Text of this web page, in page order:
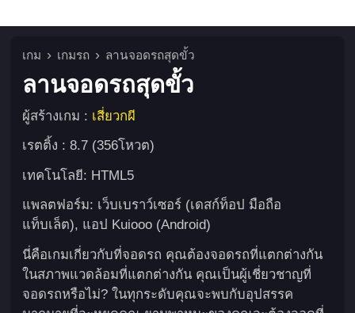
เกม เกมรถ ลานจอดรถสุดขั้ว
ลานจอดรถสุดขั้ว
ผู้สร้างเกม : เสี่ยวกผี
เรตติ้ง : 8.7 (356โหวต)
เทคโนโลยี: HTML5
แพลตฟอร์ม: เว็บเบราว์เซอร์ (เดสก์ท็อป มือถือ
แท็บเล็ต), แอป Kuiooo (Android)
นี่คือเกมเกี่ยวกับที่จอดรถ คุณต้องจอดรถที่แตกต่างกัน
ในสภาพแวดล้อมที่แตกต่างกัน คุณเป็นผู้เชี่ยวชาญที่
จอดรถหรือไม่? ในทุกระดับคุณจะพบกับอุปสรรค